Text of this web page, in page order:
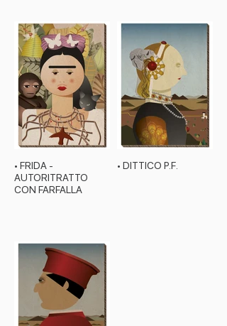
• FRIDA -
AUTORITRATTO
CON FARFALLA
• DITTICO P.F.